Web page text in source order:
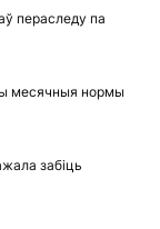
пераследу па
месячныя нормы
забіць